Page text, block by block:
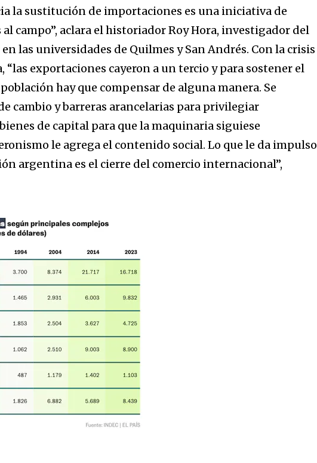
la sustitución de importaciones es una iniciativa de
campo”, aclara el historiador Roy Hora, investigador del
las universidades de Quilmes y San Andrés. Con la crisis
“las exportaciones cayeron a un tercio y para sostener el
hay que compensar de alguna manera. Se
cambio y barreras arancelarias para privilegiar
de capital para que la maquinaria siguiese
le agrega el contenido social. Lo que le da impulso
argentina es el cierre del comercio internacional”,